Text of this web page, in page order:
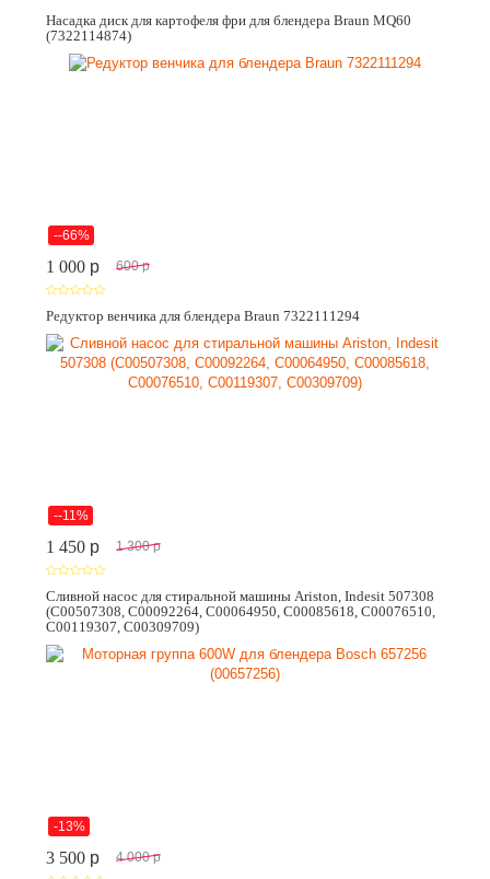
Насадка диск для картофеля фри для блендера Braun MQ60
(7322114874)
--66%
1 000 p 600 p
Редуктор венчика для блендера Braun 7322111294
--11%
1 450 p 1 300 p
Сливной насос для стиральной машины Ariston, Indesit 507308
(C00507308, C00092264, C00064950, C00085618, C00076510,
C00119307, C00309709)
-13%
3 500 p 4 000 p